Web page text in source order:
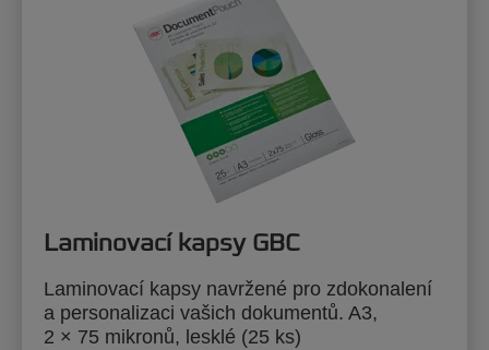
Laminovací kapsy GBC
Laminovací kapsy navržené pro zdokonalení
a personalizaci vašich dokumentů. A3,
2 × 75 mikronů, lesklé (25 ks)